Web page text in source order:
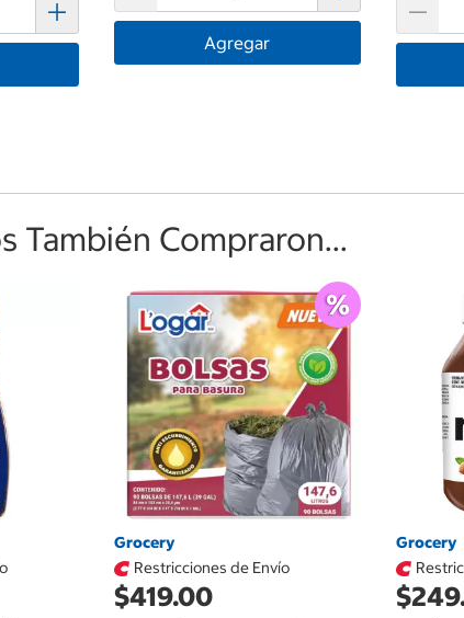
Agregar
También Compraron...
Grocery
Restricciones de Envío
$419.00
Grocery